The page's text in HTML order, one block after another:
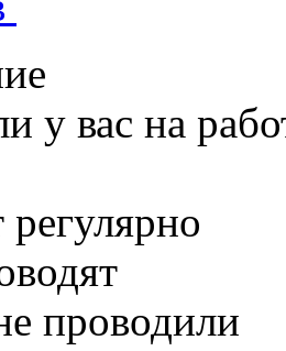
у вас на
проводили